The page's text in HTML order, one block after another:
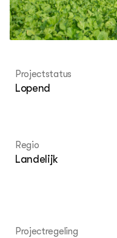
Contact
Projectstatus
Lopend
Regio
Landelijk
Projectregeling